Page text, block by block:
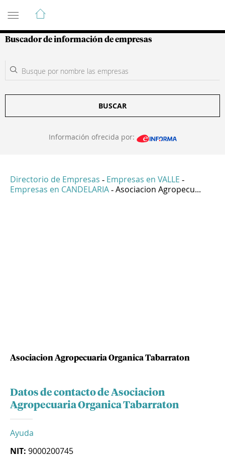
Guía de Empresas Colombianas
Buscador de información de empresas
BUSCAR
Información ofrecida por:
Directorio de Empresas - Empresas en VALLE -
Empresas en CANDELARIA - Asociacion Agropecu...
Asociacion Agropecuaria Organica Tabarraton
Datos de contacto de Asociacion
Agropecuaria Organica Tabarraton
Ayuda
NIT: 9000200745